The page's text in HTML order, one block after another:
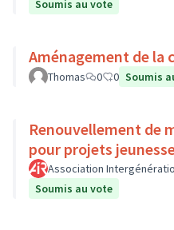
Soumis au vote
Thomas 0 0 Soumis
Renouvellement de
pour projets
Association
Soumis au vote